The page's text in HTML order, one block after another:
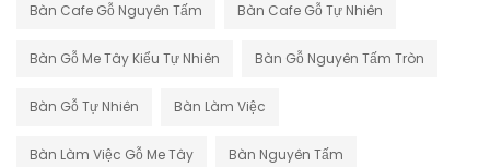
Bàn Cafe Gỗ Nguyên Tấm Bàn Cafe Gỗ Tự Nhiên
Bàn Gỗ Me Tây Kiểu Tự Nhiên Bàn Gỗ Nguyên Tấm Tròn
Bàn Gỗ Tự Nhiên Bàn Làm Việc
Bàn Làm Việc Gỗ Me Tây Bàn Nguyên Tấm